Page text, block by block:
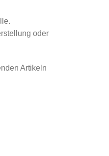
oder
Artikeln